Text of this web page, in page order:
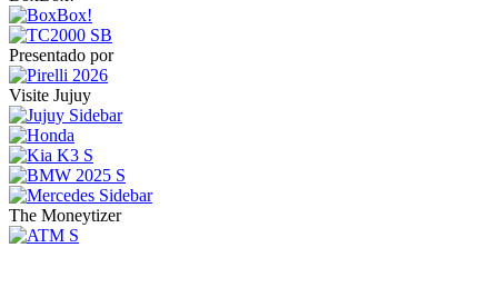
Presentado por
Visite Jujuy
The Moneytizer